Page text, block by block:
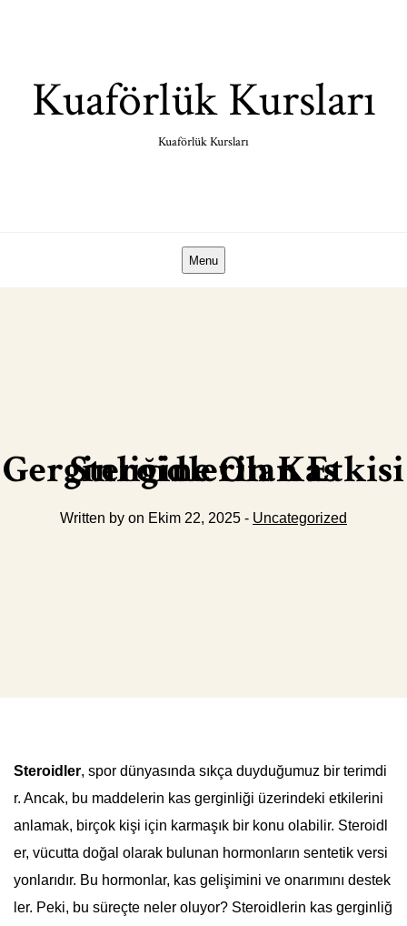
Kuaförlük Kursları
Kuaförlük Kursları
Menu
Steroidlerin Kas Gerginliğine Olan Etkisi
Written by on Ekim 22, 2025 - Uncategorized
Steroidler, spor dünyasında sıkça duyduğumuz bir terimdi
r. Ancak, bu maddelerin kas gerginliği üzerindeki etkilerini
anlamak, birçok kişi için karmaşık bir konu olabilir. Steroidl
er, vücutta doğal olarak bulunan hormonların sentetik versi
yonlarıdır. Bu hormonlar, kas gelişimini ve onarımını destek
ler. Peki, bu süreçte neler oluyor? Steroidlerin kas gerginliğ